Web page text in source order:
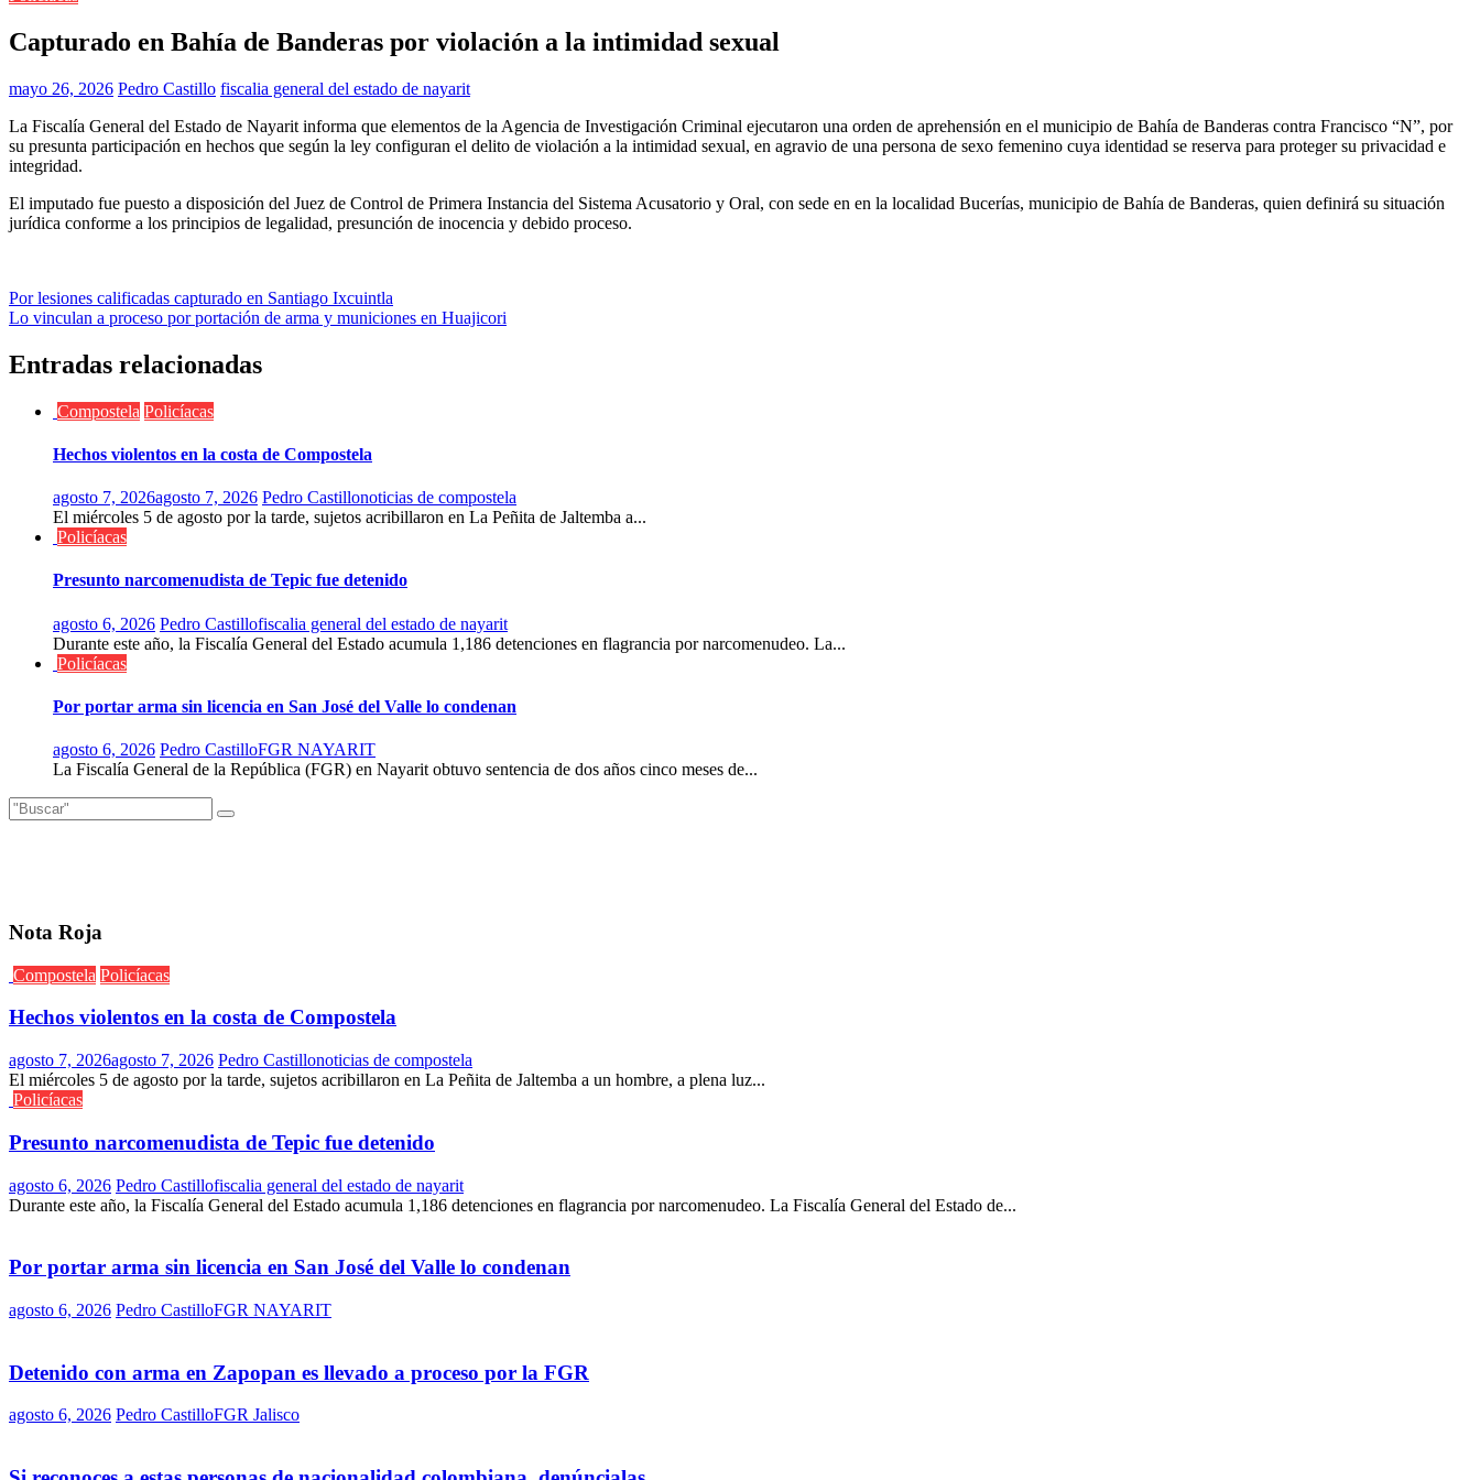
Capturado en Bahía de Banderas por violación a la intimidad sexual
mayo 26, 2026 Pedro Castillo fiscalia general del estado de nayarit
La Fiscalía General del Estado de Nayarit informa que elementos de la Agencia de Investigación Criminal ejecutaron una orden de aprehensión en el municipio de Bahía de Banderas contra Francisco “N”, por
su presunta participación en hechos que según la ley configuran el delito de violación a la intimidad sexual, en agravio de una persona de sexo femenino cuya identidad se reserva para proteger su privacidad e
integridad.
El imputado fue puesto a disposición del Juez de Control de Primera Instancia del Sistema Acusatorio y Oral, con sede en en la localidad Bucerías, municipio de Bahía de Banderas, quien definirá su situación
jurídica conforme a los principios de legalidad, presunción de inocencia y debido proceso.
Navegación
de
entradas
Por lesiones calificadas capturado en Santiago Ixcuintla
Lo vinculan a proceso por portación de arma y municiones en Huajicori
Entradas relacionadas
Compostela Policíacas
Hechos violentos en la costa de Compostela
agosto 7, 2026agosto 7, 2026 Pedro Castillonoticias de compostela
El miércoles 5 de agosto por la tarde, sujetos acribillaron en La Peñita de Jaltemba a...
Policíacas
Presunto narcomenudista de Tepic fue detenido
agosto 6, 2026 Pedro Castillofiscalia general del estado de nayarit
Durante este año, la Fiscalía General del Estado acumula 1,186 detenciones en flagrancia por narcomenudeo. La...
Policíacas
Por portar arma sin licencia en San José del Valle lo condenan
agosto 6, 2026 Pedro CastilloFGR NAYARIT
La Fiscalía General de la República (FGR) en Nayarit obtuvo sentencia de dos años cinco meses de...
Nota Roja
Compostela Policíacas
Hechos violentos en la costa de Compostela
agosto 7, 2026agosto 7, 2026 Pedro Castillonoticias de compostela
El miércoles 5 de agosto por la tarde, sujetos acribillaron en La Peñita de Jaltemba a un hombre, a plena luz...
Policíacas
Presunto narcomenudista de Tepic fue detenido
agosto 6, 2026 Pedro Castillofiscalia general del estado de nayarit
Durante este año, la Fiscalía General del Estado acumula 1,186 detenciones en flagrancia por narcomenudeo. La Fiscalía General del Estado de...
Por portar arma sin licencia en San José del Valle lo condenan
agosto 6, 2026 Pedro CastilloFGR NAYARIT
Detenido con arma en Zapopan es llevado a proceso por la FGR
agosto 6, 2026 Pedro CastilloFGR Jalisco